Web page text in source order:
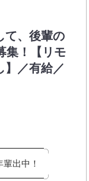
て、後輩の
集！【リモ
／有給／
出中！